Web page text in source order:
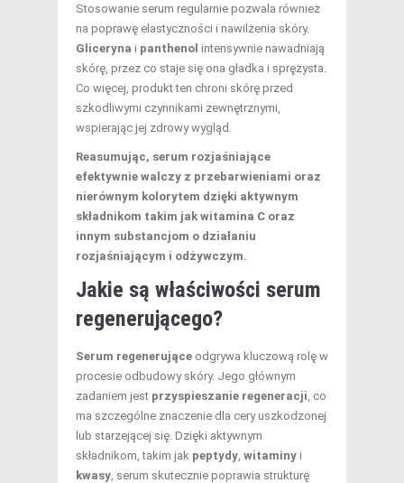
Stosowanie serum regularnie pozwala również
na poprawę elastyczności i nawilżenia skóry.
Gliceryna i panthenol intensywnie nawadniają
skórę, przez co staje się ona gładka i sprężysta.
Co więcej, produkt ten chroni skórę przed
szkodliwymi czynnikami zewnętrznymi,
wspierając jej zdrowy wygląd.
Reasumując, serum rozjaśniające
efektywnie walczy z przebarwieniami oraz
nierównym kolorytem dzięki aktywnym
składnikom takim jak witamina C oraz
innym substancjom o działaniu
rozjaśniającym i odżywczym.
Jakie są właściwości serum
regenerującego?
Serum regenerujące odgrywa kluczową rolę w
procesie odbudowy skóry. Jego głównym
zadaniem jest przyspieszanie regeneracji , co
ma szczególne znaczenie dla cery uszkodzonej
lub starzejącej się. Dzięki aktywnym
składnikom, takim jak peptydy witaminy i
kwasy , serum skutecznie poprawia strukturę